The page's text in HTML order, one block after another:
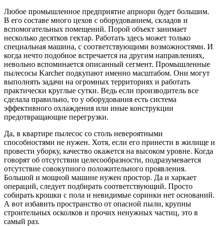
Любое промышленное предприятие априори будет большим.
В его составе много цехов с оборудованием, складов и
вспомогательных помещений. Порой объект занимает
несколько десятков гектар. Работать здесь может только
специальная машина, с соответствующими возможностями. И
когда нечто подобное встречается на другим направлениях,
невольно вспоминается описанный сегмент. Промышленные
пылесосы Karcher подкупают именно масштабом. Они могут
выполнять задачи на огромных территориях и работать
практически круглые сутки. Ведь если производитель все
сделала правильно, то у оборудования есть система
эффективного охлаждения или иные конструкции
предотвращающие перегрузки.
Да, в квартире пылесос со столь невероятными
способностями не нужен. Хотя, если его принести в жилище и
провести уборку, качество окажется на высоком уровне. Когда
говорят об отсутствии целесообразности, подразумевается
отсутствие совокупного положительного проявления.
Большой и мощной машине нужен простор. Да и харкает
операций, следует подбирать соответствующий. Просто
собирать крошки с пола и невидимые соринки нет оснований.
А вот избавить пространство от опасной пыли, крупны
строительных осколков и прочих ненужных частиц, это в
самый раз.